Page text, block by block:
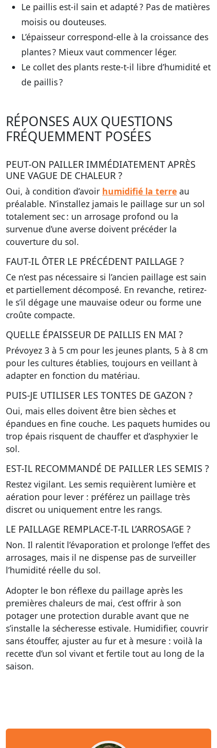
Le paillis est-il sain et adapté ? Pas de matières
moisis ou douteuses.
L’épaisseur correspond-elle à la croissance des
plantes ? Mieux vaut commencer léger.
Le collet des plants reste-t-il libre d’humidité et
de paillis ?
RÉPONSES AUX QUESTIONS
FRÉQUEMMENT POSÉES
PEUT-ON PAILLER IMMÉDIATEMENT APRÈS
UNE VAGUE DE CHALEUR ?
Oui, à condition d’avoir humidifié la terre au
préalable. N’installez jamais le paillage sur un sol
totalement sec : un arrosage profond ou la
survenue d’une averse doivent précéder la
couverture du sol.
FAUT-IL ÔTER LE PRÉCÉDENT PAILLAGE ?
Ce n’est pas nécessaire si l’ancien paillage est sain
et partiellement décomposé. En revanche, retirez-
le s’il dégage une mauvaise odeur ou forme une
croûte compacte.
QUELLE ÉPAISSEUR DE PAILLIS EN MAI ?
Prévoyez 3 à 5 cm pour les jeunes plants, 5 à 8 cm
pour les cultures établies, toujours en veillant à
adapter en fonction du matériau.
PUIS-JE UTILISER LES TONTES DE GAZON ?
Oui, mais elles doivent être bien sèches et
épandues en fine couche. Les paquets humides ou
trop épais risquent de chauffer et d’asphyxier le
sol.
EST-IL RECOMMANDÉ DE PAILLER LES SEMIS ?
Restez vigilant. Les semis requièrent lumière et
aération pour lever : préférez un paillage très
discret ou uniquement entre les rangs.
LE PAILLAGE REMPLACE-T-IL L’ARROSAGE ?
Non. Il ralentit l’évaporation et prolonge l’effet des
arrosages, mais il ne dispense pas de surveiller
l’humidité réelle du sol.
Adopter le bon réflexe du paillage après les
premières chaleurs de mai, c’est offrir à son
potager une protection durable avant que ne
s’installe la sécheresse estivale. Humidifier, couvrir
sans étouffer, ajuster au fur et à mesure : voilà la
recette d’un sol vivant et fertile tout au long de la
saison.